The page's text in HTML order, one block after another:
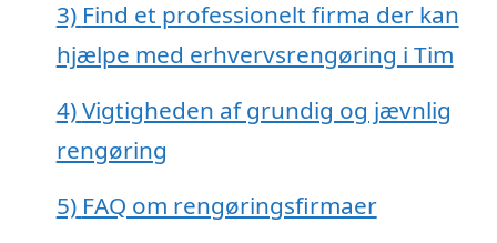
3) Find et professionelt firma der kan
hjælpe med erhvervsrengøring i Tim
4)Vigtigheden af grundig og jævnlig
rengøring
5) FAQ om rengøringsfirmaer